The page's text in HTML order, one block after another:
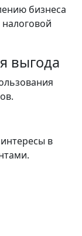
бизнеса
выгода
в